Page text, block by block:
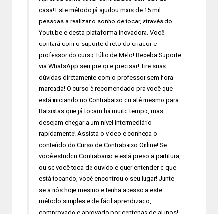
casa! Este método já ajudou mais de 15 mil
pessoas a realizar o sonho de tocar, através do
Youtube e desta plataforma inovadora. Você
contará com o suporte direto do criador e
professor do curso Túlio de Melo! Receba Suporte
via WhatsApp sempre que precisar! Tire suas
dúvidas diretamente com o professor sem hora
marcada! O curso é recomendado pra você que
está iniciando no Contrabaixo ou até mesmo para
Baixistas que já tocam há muito tempo, mas
desejam chegar a um nível intermediário
rapidamente! Assista o vídeo e conheça o
conteúdo do Curso de Contrabaixo Online! Se
você estudou Contrabaixo e está preso a partitura,
ou se você toca de ouvido e quer entender o que
está tocando, você encontrou o seu lugar! Junte-
se a nós hoje mesmo e tenha acesso a este
método simples e de fácil aprendizado,
comprovado e aprovado por centenas de alunos!